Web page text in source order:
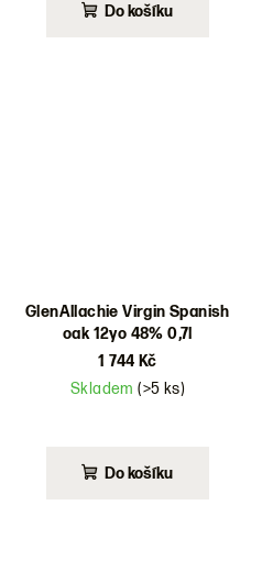
Do košíku
GlenAllachie Virgin Spanish
oak 12yo 48% 0,7l
1 744 Kč
Skladem(>5 ks)
Do košíku